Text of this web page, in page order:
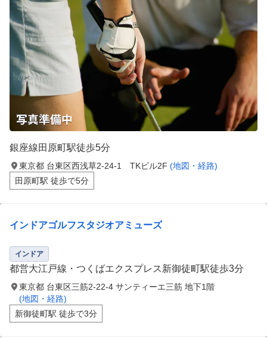
銀座線田原町駅徒歩5分
東京都 台東区西浅草2-24-1 TKビル2F (地図・経路)
田原町駅 徒歩で5分
インドアゴルフスタジオアミューズ
インドア
都営大江戸線・つくばエクスプレス新御徒町駅徒歩3分
東京都 台東区三筋2-22-4 サンティーエ三筋 地下1階
(地図・経路)
新御徒町駅 徒歩で3分